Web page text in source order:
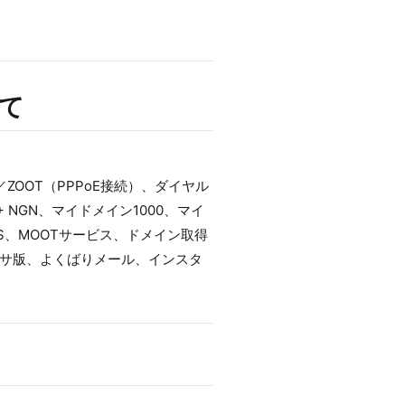
（PPPoE接続）、ダイヤル
NGN、マイドメイン1000、マイ
MOOTサービス、ドメイン取得
版、よくばりメール、インスタ